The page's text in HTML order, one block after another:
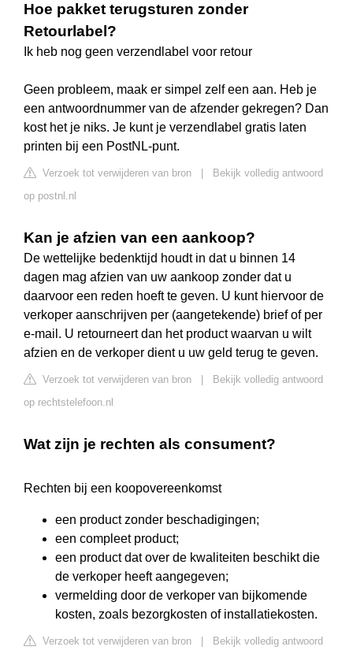
Hoe pakket terugsturen zonder
Retourlabel?
Ik heb nog geen verzendlabel voor retour
Geen probleem, maak er simpel zelf een aan. Heb je
een antwoordnummer van de afzender gekregen? Dan
kost het je niks. Je kunt je verzendlabel gratis laten
printen bij een PostNL-punt.
Verzoek tot verwijderen van bron
Bekijk volledig antwoord
op postnl.nl
Kan je afzien van een aankoop?
De wettelijke bedenktijd houdt in dat u binnen 14
dagen mag afzien van uw aankoop zonder dat u
daarvoor een reden hoeft te geven. U kunt hiervoor de
verkoper aanschrijven per (aangetekende) brief of per
e-mail. U retourneert dan het product waarvan u wilt
afzien en de verkoper dient u uw geld terug te geven.
Verzoek tot verwijderen van bron
Bekijk volledig antwoord
op rechtstelefoon.nl
Wat zijn je rechten als consument?
Rechten bij een koopovereenkomst
een product zonder beschadigingen;
een compleet product;
een product dat over de kwaliteiten beschikt die
de verkoper heeft aangegeven;
vermelding door de verkoper van bijkomende
kosten, zoals bezorgkosten of installatiekosten.
Verzoek tot verwijderen van bron
Bekijk volledig antwoord